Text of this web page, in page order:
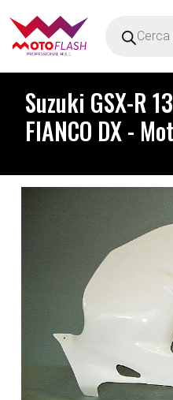
Suzuki GSX-R
FIANCO DX -